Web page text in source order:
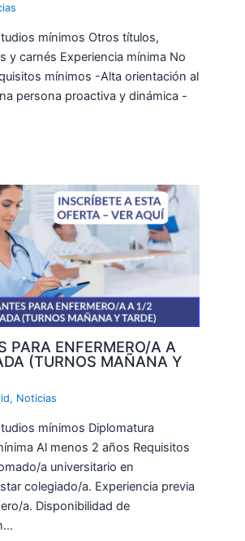
mínimos Otros títulos,
y carnés Experiencia mínima No
mínimos -Alta orientación al
persona proactiva y dinámica -
PARA ENFERMERO/A A
(TURNOS MAÑANA Y
, Noticias
mínimos Diplomatura
Al menos 2 años Requisitos
a universitario en
colegiado/a. Experiencia previa
a. Disponibilidad de